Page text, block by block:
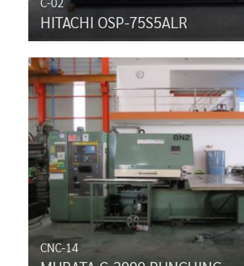
HITACHI OSP-75S5ALR
CNC-14